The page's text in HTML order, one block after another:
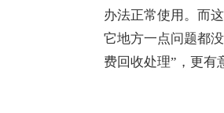
办法正常使用。而
它地方一点问题都
费回收处理”，更有